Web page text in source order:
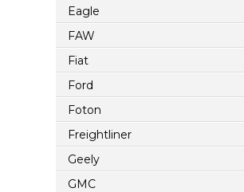
Eagle
FAW
Fiat
Ford
Foton
Freightliner
Geely
GMC